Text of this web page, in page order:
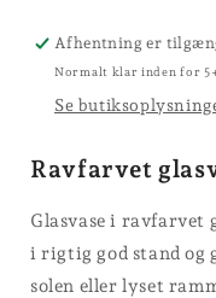
cm
cm
Afhentning er
Normalt klar inden for
Se
Ravfarvet
Glasvase i ravfarvet
i rigtig god stand
solen eller lyset